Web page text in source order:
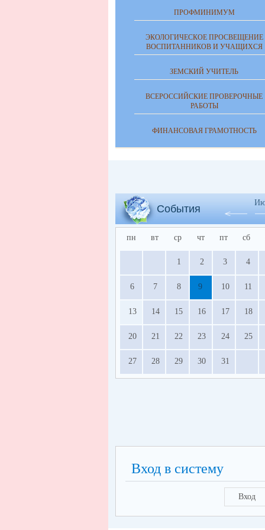
ПРОФМИНИМУМ
ЭКОЛОГИЧЕСКОЕ ПРОСВЕЩЕНИЕ
ВОСПИТАННИКОВ И УЧАЩИХСЯ
ЗЕМСКИЙ УЧИТЕЛЬ
ВСЕРОССИЙСКИЕ ПРОВЕРОЧНЫЕ
РАБОТЫ
ФИНАНСОВАЯ ГРАМОТНОСТЬ
События
пн вт ср чт пт сб
1 2 3 4
6 7 8 9 10 11
13 14 15 16 17 18
20 21 22 23 24 25
27 28 29 30 31
Вход в систему
Вход